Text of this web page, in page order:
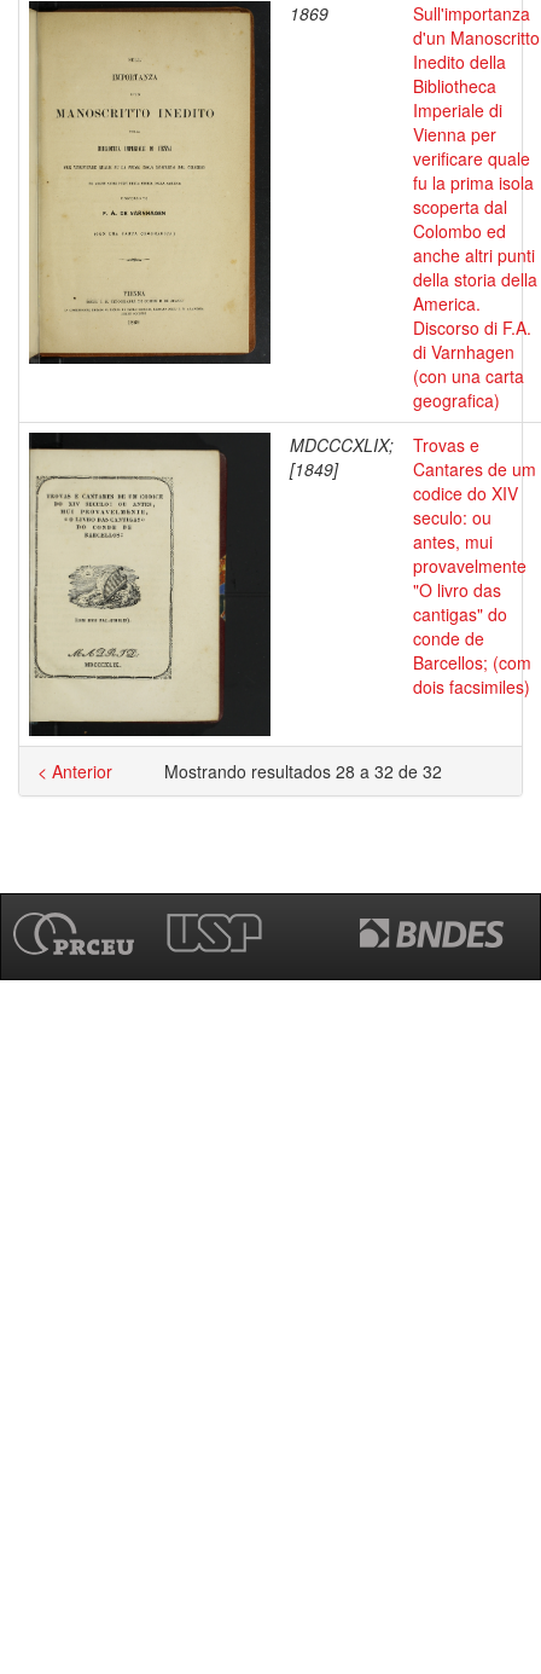
1869
Sull'importanza
d'un Manoscritto
Inedito della
Bibliotheca
Imperiale di
Vienna per
verificare quale
fu la prima isola
scoperta dal
Colombo ed
anche altri punti
della storia della
America.
Discorso di F.A.
di Varnhagen
(con una carta
geografica)
MDCCCXLIX;
[1849]
Trovas e
Cantares de um
codice do XIV
seculo: ou
antes, mui
provavelmente
"O livro das
cantigas" do
conde de
Barcellos; (com
dois facsimiles)
Mostrando resultados 28 a 32 de 32
< Anterior